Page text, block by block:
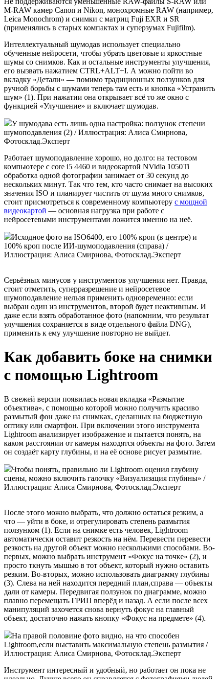
M-RAW камер Canon и Nikon, монохромные RAW (например,
Leica Monochrom) и снимки с матриц Fuji EXR и SR
(применялись в старых компактах и суперзумах Fujifilm).
Интеллектуальный шумодав использует специально
обученные нейросети, чтобы убрать цветовые и яркостные
шумы со снимков. Как и остальные инструменты улучшения,
его вызвать нажатием CTRL+ALT+I. А можно пойти во
вкладку «Детали» — помимо традиционных ползунков для
ручной борьбы с шумами теперь там есть и кнопка «Устранить
шум» (1). При нажатии она открывает всё то же окно с
функцией «Улучшение» и включает шумодав.
У шумодава есть лишь одна настройка: ползунок степени
шумоподавления (2) / Иллюстрация: Алиса Смирнова,
Фотосклад.Эксперт
Работает шумоподавление хорошо, но долго: на тестовом
компьютере с core i5 4460 и видеокартой NVidia 1050Ti
обработка одной фотографии занимает от 30 секунд до
нескольких минут. Так что тем, кто часто снимает на высоких
значения ISO и планирует чистить от шума много снимков,
стоит присмотреться к современному компьютеру с мощной
видеокартой — основная нагрузка при работе с
нейросетевыми инструментами ложится именно на неё.
Исходное фото на ISO6400, его 100% кроп (в центре) и
100% кроп после ИИ-шумоподавления (справа) /
Иллюстрация: Алиса Смирнова, Фотосклад.Эксперт
Серьёзных минусов у инструментов улучшения нет. Правда,
стоит отметить, суперразрешение и нейросетевое
шумоподавление нельзя применить одновременно: если
выбран один из инструментов, второй будет неактивным. И
даже если взять обработанное фото (напомним, что результат
улучшения сохраняется в виде отдельного файла DNG),
применить к ему улучшение повторно не выйдет.
Как добавить боке на снимки
с помощью Lightroom
В свежей версии появилась новая вкладка «Размытие
объектива», с помощью которой можно получить красиво
размытый фон даже на снимках, сделанных на бюджетную
оптику или смартфон. При включении этого инструмента
Lightroom анализирует изображение и пытается понять, на
каком расстоянии от камеры находятся объекты на фото. Затем
он создаёт карту глубины, и на её основе рисует размытие.
Чтобы понять, правильно ли Lightroom оценил глубину
сцены, можно включить галочку «Визуализация глубины» /
Иллюстрация: Алиса Смирнова, Фотосклад.Эксперт
После этого можно выбрать, что должно остаться резким, а
что — уйти в боке, и отрегулировать степень размытия
ползунком (1). Если на снимке есть человек, Lightroom
автоматически оставит резкость на нём. Перевести перевести
резкость на другой объект можно несколькими способами. Во-
первых, можно выбрать инструмент «Фокус на точке» (2), и
просто ткнуть мышью в тот объект, который нужно оставить
резким. Во-вторых, можно использовать диаграмму глубины
(3). Слева на ней находится передний план,справа — объекты
дали от камеры. Передвигая ползунок по диаграмме, можно
плавно перемещать ГРИП вперёд и назад. А если после всех
манипуляций захочется снова вернуть фокус на главный
объект, достаточно нажать кнопку «Фокус на предмете» (4).
На правой половине фото видно, на что способен
Lightroom,если выставить максимальную степень размытия /
Иллюстрация: Алиса Смирнова, Фотосклад.Эксперт
Инструмент интересный и удобный, но работает он пока не